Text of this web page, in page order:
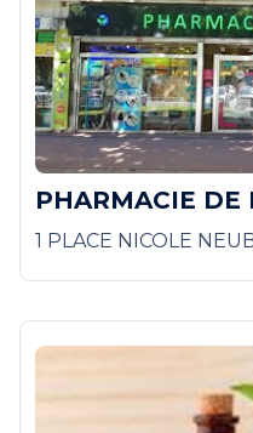
PHARMACIE DE
1 PLACE NICOLE